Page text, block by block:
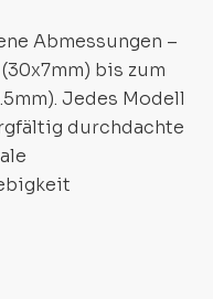
Abmessungen –
bis zum
Jedes Modell
durchdachte